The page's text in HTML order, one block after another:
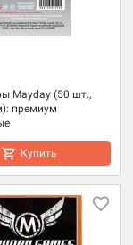
Mayday (50 шт.,
премиум
Купить